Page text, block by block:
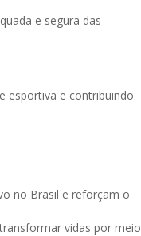
e segura das
esportiva e contribuindo
no Brasil e reforçam o
vidas por meio